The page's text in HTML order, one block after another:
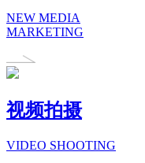
NEW MEDIA
MARKETING
视频拍摄
VIDEO SHOOTING